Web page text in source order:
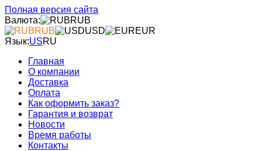
Полная версия сайта
Валюта:
RUB
RUB
USD
EUR
Язык:USRU
Главная
О компании
Доставка
Оплата
Как оформить заказ?
Гарантия и возврат
Новости
Время работы
Контакты